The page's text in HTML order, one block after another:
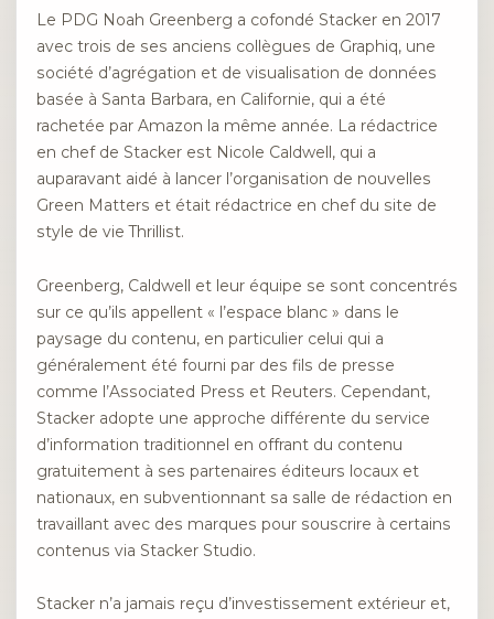
Le PDG Noah Greenberg a cofondé Stacker en 2017
avec trois de ses anciens collègues de Graphiq, une
société d’agrégation et de visualisation de données
basée à Santa Barbara, en Californie, qui a été
rachetée par Amazon la même année. La rédactrice
en chef de Stacker est Nicole Caldwell, qui a
auparavant aidé à lancer l’organisation de nouvelles
Green Matters et était rédactrice en chef du site de
style de vie Thrillist.
Greenberg, Caldwell et leur équipe se sont concentrés
sur ce qu’ils appellent « l’espace blanc » dans le
paysage du contenu, en particulier celui qui a
généralement été fourni par des fils de presse
comme l’Associated Press et Reuters. Cependant,
Stacker adopte une approche différente du service
d’information traditionnel en offrant du contenu
gratuitement à ses partenaires éditeurs locaux et
nationaux, en subventionnant sa salle de rédaction en
travaillant avec des marques pour souscrire à certains
contenus via Stacker Studio.
Stacker n’a jamais reçu d’investissement extérieur et,